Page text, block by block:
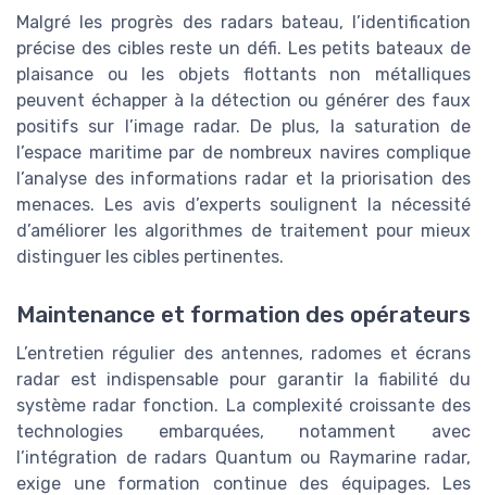
Malgré les progrès des radars bateau, l’identification
précise des cibles reste un défi. Les petits bateaux de
plaisance ou les objets flottants non métalliques
peuvent échapper à la détection ou générer des faux
positifs sur l’image radar. De plus, la saturation de
l’espace maritime par de nombreux navires complique
l’analyse des informations radar et la priorisation des
menaces. Les avis d’experts soulignent la nécessité
d’améliorer les algorithmes de traitement pour mieux
distinguer les cibles pertinentes.
Maintenance et formation des opérateurs
L’entretien régulier des antennes, radomes et écrans
radar est indispensable pour garantir la fiabilité du
système radar fonction. La complexité croissante des
technologies embarquées, notamment avec
l’intégration de radars Quantum ou Raymarine radar,
exige une formation continue des équipages. Les